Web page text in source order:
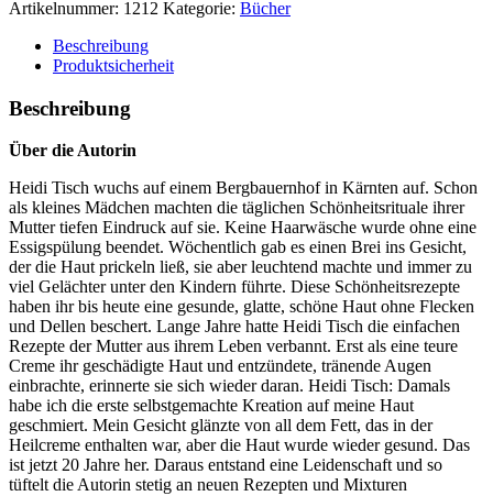
Artikelnummer: 1212 Kategorie: Bücher
Beschreibung
Produktsicherheit
Beschreibung
Über die Autorin
Heidi Tisch wuchs auf einem Bergbauernhof in Kärnten auf. Schon
als kleines Mädchen machten die täglichen Schönheitsrituale ihrer
Mutter tiefen Eindruck auf sie. Keine Haarwäsche wurde ohne eine
Essigspülung beendet. Wöchentlich gab es einen Brei ins Gesicht,
der die Haut prickeln ließ, sie aber leuchtend machte und immer zu
viel Gelächter unter den Kindern führte. Diese Schönheitsrezepte
haben ihr bis heute eine gesunde, glatte, schöne Haut ohne Flecken
und Dellen beschert. Lange Jahre hatte Heidi Tisch die einfachen
Rezepte der Mutter aus ihrem Leben verbannt. Erst als eine teure
Creme ihr geschädigte Haut und entzündete, tränende Augen
einbrachte, erinnerte sie sich wieder daran. Heidi Tisch: Damals
habe ich die erste selbstgemachte Kreation auf meine Haut
geschmiert. Mein Gesicht glänzte von all dem Fett, das in der
Heilcreme enthalten war, aber die Haut wurde wieder gesund. Das
ist jetzt 20 Jahre her. Daraus entstand eine Leidenschaft und so
tüftelt die Autorin stetig an neuen Rezepten und Mixturen